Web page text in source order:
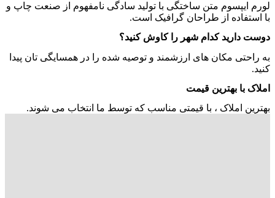
لورم ایپسوم متن ساختگی با تولید سادگی نامفهوم از صنعت چاپ و
با استفاده از طراحان گرافیک است.
دوست دارید کدام شهر را کاوش کنید؟
به راحتی مکان های ارزشمند و توصیه شده را در همسایگی تان پیدا
کنید.
املاک با بهترین قیمت
بهترین املاک ، با قیمتی مناسب که توسط ما انتخاب می شوند.